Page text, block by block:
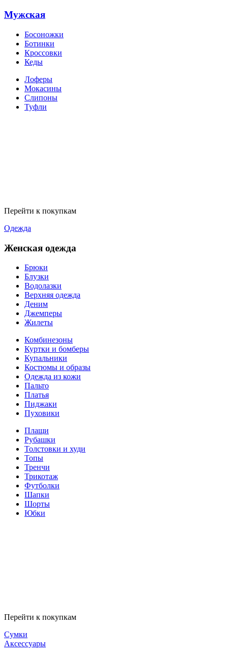
Мужская
Босоножки
Ботинки
Кроссовки
Кеды
Лоферы
Мокасины
Слипоны
Туфли
Перейти к покупкам
Одежда
Женская одежда
Брюки
Блузки
Водолазки
Верхняя одежда
Деним
Джемперы
Жилеты
Комбинезоны
Куртки и бомберы
Купальники
Костюмы и образы
Одежда из кожи
Пальто
Платья
Пиджаки
Пуховики
Плащи
Рубашки
Толстовки и худи
Топы
Тренчи
Трикотаж
Футболки
Шапки
Шорты
Юбки
Перейти к покупкам
Сумки
Аксессуары